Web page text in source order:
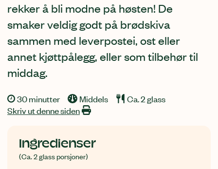
rekker å bli modne på høsten! De
smaker veldig godt på brødskiva
sammen med leverpostei, ost eller
annet kjøttpålegg, eller som tilbehør til
middag.
30 minutter Middels
Ca. 2 glass
Skriv ut denne siden
Ingredienser
(Ca. 2 glass porsjoner)